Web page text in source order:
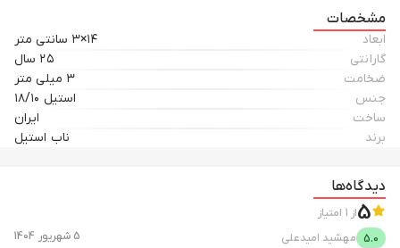
مشخصات
ابعاد
۱۴×۳ سانتی متر
گارانتی
۲۵ سال
ضخامت
۳ میلی متر
جنس
استیل ۱۸/۱۰
ساخت
ایران
برند
ناب استیل
دیدگاه‌ها
5از 1 امتیاز
5.0 مهشید امیدعلی 5 شهریور 1404